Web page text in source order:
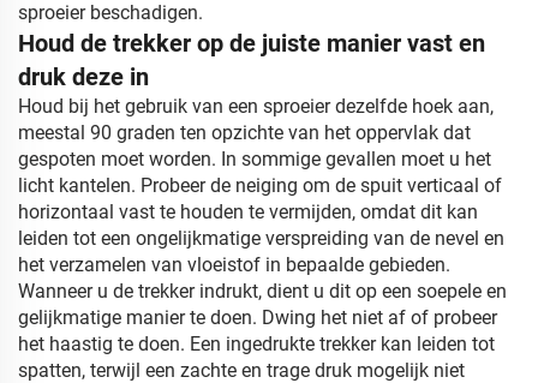
sproeier beschadigen.
Houd de trekker op de juiste manier vast en
druk deze in
Houd bij het gebruik van een sproeier dezelfde hoek aan,
meestal 90 graden ten opzichte van het oppervlak dat
gespoten moet worden. In sommige gevallen moet u het
licht kantelen. Probeer de neiging om de spuit verticaal of
horizontaal vast te houden te vermijden, omdat dit kan
leiden tot een ongelijkmatige verspreiding van de nevel en
het verzamelen van vloeistof in bepaalde gebieden.
Wanneer u de trekker indrukt, dient u dit op een soepele en
gelijkmatige manier te doen. Dwing het niet af of probeer
het haastig te doen. Een ingedrukte trekker kan leiden tot
spatten, terwijl een zachte en trage druk mogelijk niet